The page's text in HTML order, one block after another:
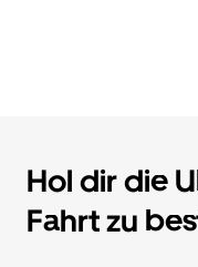
Hol dir die
Fahrt zu